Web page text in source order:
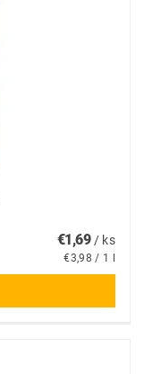
€1,69 / ks
€3,98 / 1 l